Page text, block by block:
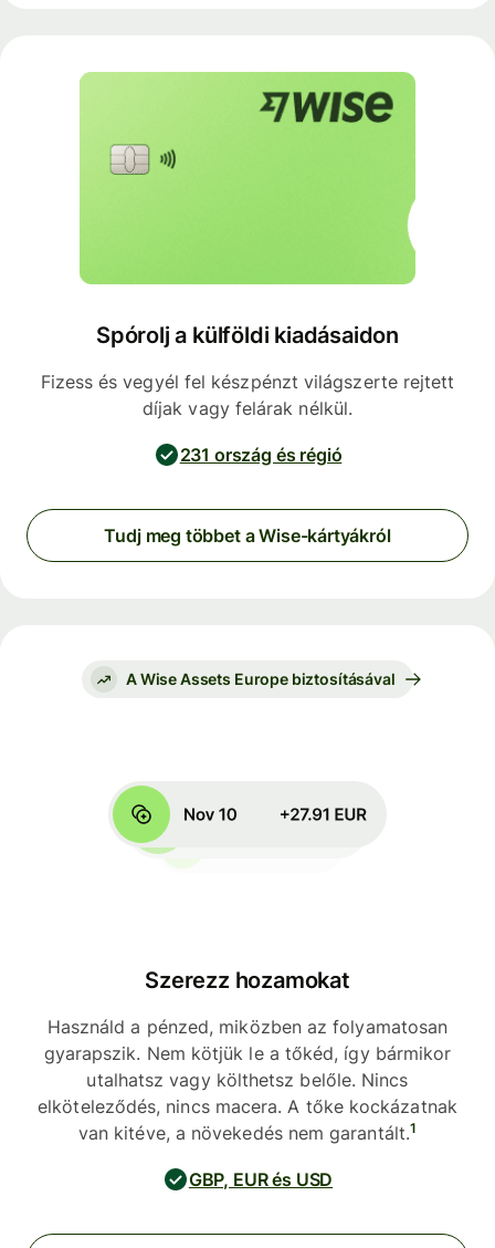
Spórolj a külföldi kiadásaidon
Fizess és vegyél fel készpénzt világszerte rejtett
díjak vagy felárak nélkül.
231 ország és régió
Tudj meg többet a Wise-kártyákról
A Wise Assets Europe biztosításával
Szerezz hozamokat
Használd a pénzed, miközben az folyamatosan
gyarapszik. Nem kötjük le a tőkéd, így bármikor
utalhatsz vagy költhetsz belőle. Nincs
elköteleződés, nincs macera. A tőke kockázatnak
van kitéve, a növekedés nem garantált.1
GBP, EUR és USD